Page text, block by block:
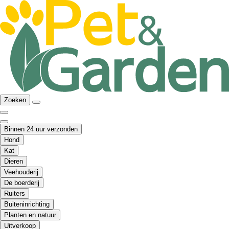
Zoeken
Binnen 24 uur verzonden
Hond
Kat
Dieren
Veehouderij
De boerderij
Ruiters
Buiteninrichting
Planten en natuur
Uitverkoop